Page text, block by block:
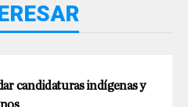
candidaturas indígenas y